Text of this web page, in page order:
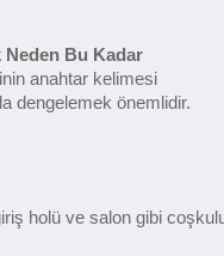
Neden Bu Kadar
anahtar kelimesi
dengelemek önemlidir.
holü ve salon gibi